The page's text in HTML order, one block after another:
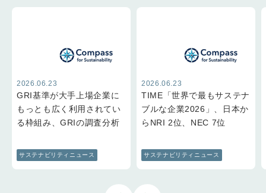
2026.06.23
GRI基準が大手上場企業に
もっとも広く利用されてい
る枠組み、GRIの調査分析
サステナビリティニュース
2026.06.23
TIME「世界で最もサステナ
ブルな企業2026」、日本か
らNRI 2位、NEC 7位
サステナビリティニュース